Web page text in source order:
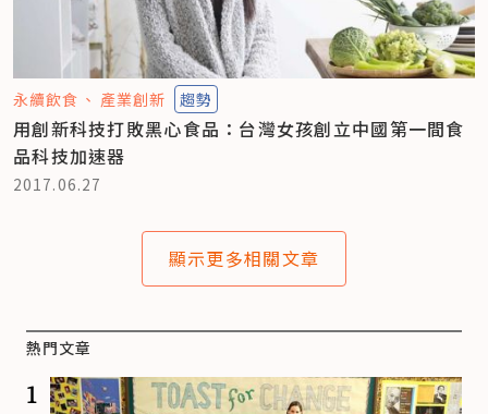
永續飲食 產業創新 趨勢
用創新科技打敗黑心食品：台灣女孩創立中國第一間食
品科技加速器
2017.06.27
顯示更多相關文章
熱門文章
1